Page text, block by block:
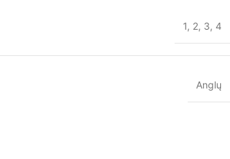
1, 2, 3, 4
Anglų